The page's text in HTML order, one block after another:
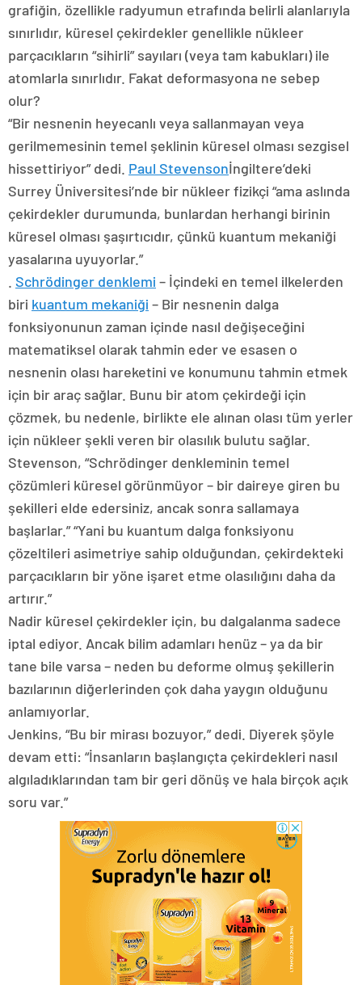
grafiğin, özellikle radyumun etrafında belirli alanlarıyla
sınırlıdır, küresel çekirdekler genellikle nükleer
parçacıkların “sihirli” sayıları (veya tam kabukları) ile
atomlarla sınırlıdır. Fakat deformasyona ne sebep
olur?
“Bir nesnenin heyecanlı veya sallanmayan veya
gerilmemesinin temel şeklinin küresel olması sezgisel
hissettiriyor” dedi. Paul Stevensonİngiltere’deki
Surrey Üniversitesi’nde bir nükleer fizikçi “ama aslında
çekirdekler durumunda, bunlardan herhangi birinin
küresel olması şaşırtıcıdır, çünkü kuantum mekaniği
yasalarına uyuyorlar.”
Schrödinger denklemi – İçindeki en temel ilkelerden
biri kuantum mekaniği – Bir nesnenin dalga
fonksiyonunun zaman içinde nasıl değişeceğini
matematiksel olarak tahmin eder ve esasen o
nesnenin olası hareketini ve konumunu tahmin etmek
için bir araç sağlar. Bunu bir atom çekirdeği için
çözmek, bu nedenle, birlikte ele alınan olası tüm yerler
için nükleer şekli veren bir olasılık bulutu sağlar.
Stevenson, “Schrödinger denkleminin temel
çözümleri küresel görünmüyor – bir daireye giren bu
şekilleri elde edersiniz, ancak sonra sallamaya
başlarlar.” “Yani bu kuantum dalga fonksiyonu
çözeltileri asimetriye sahip olduğundan, çekirdekteki
parçacıkların bir yöne işaret etme olasılığını daha da
artırır.”
Nadir küresel çekirdekler için, bu dalgalanma sadece
iptal ediyor. Ancak bilim adamları henüz – ya da bir
tane bile varsa – neden bu deforme olmuş şekillerin
bazılarının diğerlerinden çok daha yaygın olduğunu
anlamıyorlar.
Jenkins, “Bu bir mirası bozuyor,” dedi. Diyerek şöyle
devam etti: “İnsanların başlangıçta çekirdekleri nasıl
algıladıklarından tam bir geri dönüş ve hala birçok açık
soru var.”